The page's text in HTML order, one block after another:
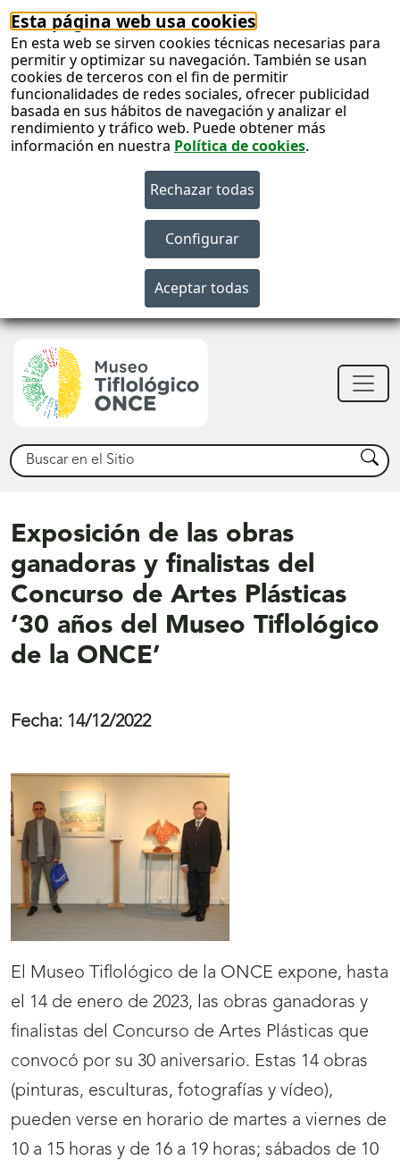
Esta página web usa cookies
En esta web se sirven cookies técnicas necesarias para
permitir y optimizar su navegación. También se usan
cookies de terceros con el fin de permitir
funcionalidades de redes sociales, ofrecer publicidad
basada en sus hábitos de navegación y analizar el
rendimiento y tráfico web. Puede obtener más
información en nuestra Política de cookies.
Buscar Buscar
Exposición de las obras
ganadoras y finalistas del
Concurso de Artes Plásticas
‘30 años del Museo Tiflológico
de la ONCE’
Fecha: 14/12/2022
El Museo Tiflológico de la ONCE expone, hasta
el 14 de enero de 2023, las obras ganadoras y
finalistas del Concurso de Artes Plásticas que
convocó por su 30 aniversario. Estas 14 obras
(pinturas, esculturas, fotografías y vídeo),
pueden verse en horario de martes a viernes de
10 a 15 horas y de 16 a 19 horas; sábados de 10